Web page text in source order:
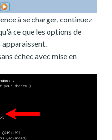
à se charger, continuez
ce que les options de
échec avec mise en